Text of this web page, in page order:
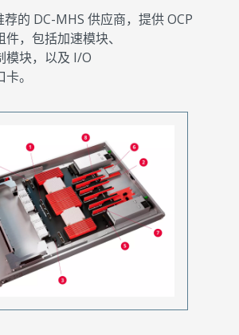
的 DC-MHS 供应商，提供 OCP
，包括加速模块、
模块，以及 I/O
。